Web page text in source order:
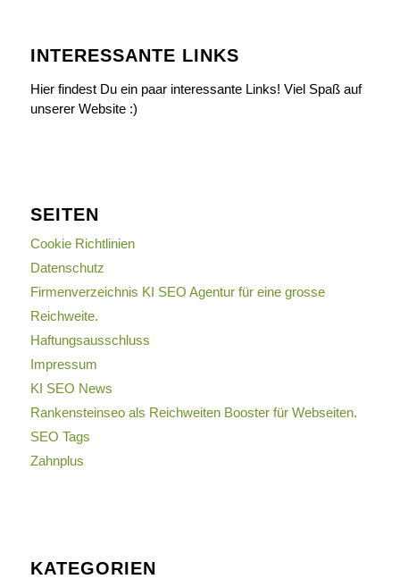
INTERESSANTE LINKS
Hier findest Du ein paar interessante Links! Viel Spaß auf
unserer Website :)
SEITEN
Cookie Richtlinien
Datenschutz
Firmenverzeichnis KI SEO Agentur für eine grosse
Reichweite.
Haftungsausschluss
Impressum
KI SEO News
Rankensteinseo als Reichweiten Booster für Webseiten.
SEO Tags
Zahnplus
KATEGORIEN